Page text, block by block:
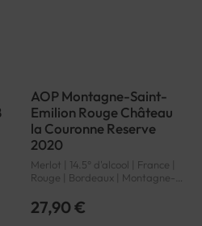
AOP Montagne-Saint-
Emilion Rouge Château
la Couronne Reserve
2020
Merlot | 14.5° d'alcool | France |
Rouge | Bordeaux | Montagne-
27,90 €